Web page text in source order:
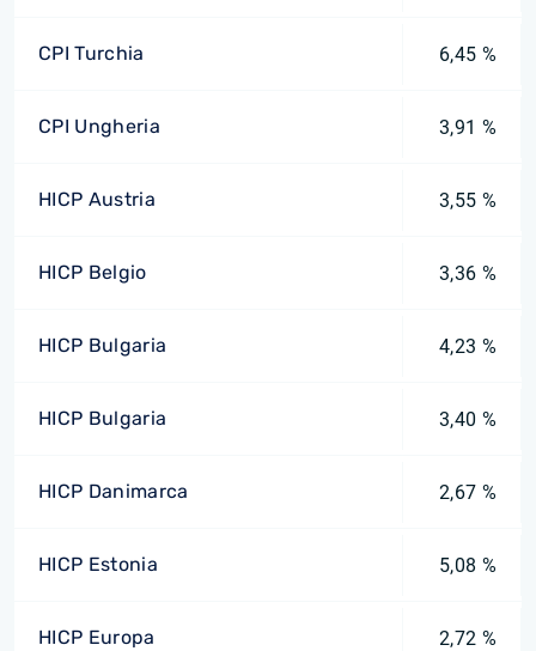
CPI Turchia 6,45 %
CPI Ungheria 3,91 %
HICP Austria 3,55 %
HICP Belgio 3,36 %
HICP Bulgaria 4,23 %
HICP Bulgaria 3,40 %
HICP Danimarca 2,67 %
HICP Estonia 5,08 %
HICP Europa 2,72 %